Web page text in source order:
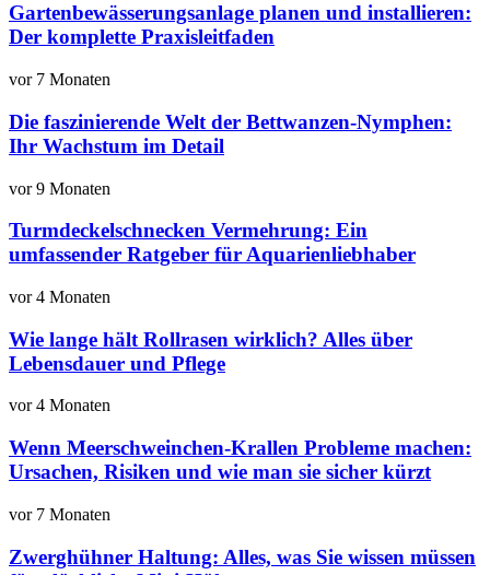
Gartenbewässerungsanlage planen und installieren:
Der komplette Praxisleitfaden
vor 7 Monaten
Die faszinierende Welt der Bettwanzen-Nymphen:
Ihr Wachstum im Detail
vor 9 Monaten
Turmdeckelschnecken Vermehrung: Ein
umfassender Ratgeber für Aquarienliebhaber
vor 4 Monaten
Wie lange hält Rollrasen wirklich? Alles über
Lebensdauer und Pflege
vor 4 Monaten
Wenn Meerschweinchen-Krallen Probleme machen:
Ursachen, Risiken und wie man sie sicher kürzt
vor 7 Monaten
Zwerghühner Haltung: Alles, was Sie wissen müssen